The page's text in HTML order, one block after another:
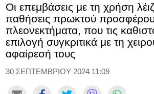
TECH
HEALTH
MEDIALAND
DRIVE
Οι επεμβάσεις με τη χρήση
παθήσεις πρωκτού
πλεονεκτήματα, που τις
επιλογή συγκριτικά με τη
αφαίρεσή τους
30 ΣΕΠΤΕΜΒΡΙΟΥ 2024 11:09